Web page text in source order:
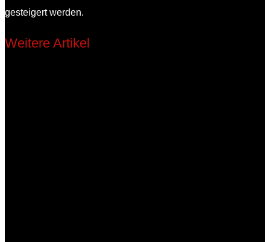
gesteigert werden.
Weitere Artikel